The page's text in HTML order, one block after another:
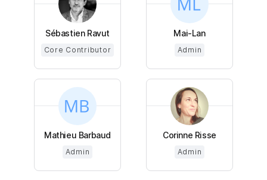
Sébastien Ravut
Core Contributor
Mai-Lan
Admin
Mathieu Barbaud
Admin
Corinne Risse
Admin